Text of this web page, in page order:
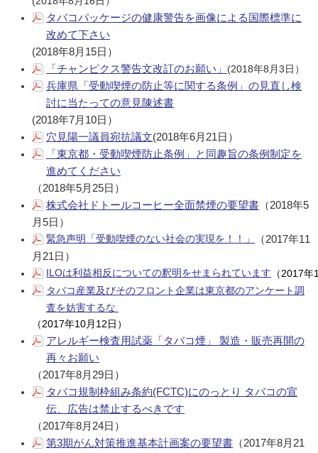
タバコパッケージの健康警告を画像による国際標準に
改めて下さい
(2018年8月15日）
「チャンピクス警告文改訂のお願い」 (2018年8月3日）
兵庫県「受動喫煙の防止等に関する条例」の見直し検
討に当たっての意見陳述書
(2018年7月10日）
穴見陽一議員宛抗議文(2018年6月21日）
「東京都・受動喫煙防止条例」と同趣旨の条例制定を
進めてください
（2018年5月25日）
株式会社ドトールコーヒー全面禁煙の要望書 （2018年5
月5日）
緊急声明「受動喫煙のない社会の実現を！！」
（2017年11
月21日）
ILOは利益相反についての釈明をせまられています （2017
タバコ産業及びそのフロント企業は東京都のアンケート調
査を妨害するな
（2017年10月12日）
アレルギー検査用試薬「タバコ煙」 製造・販売再開の
再々お願い
（2017年8月29日）
タバコ規制枠組み条約(FCTC)にのっとり タバコの宣
伝、広告は禁止するべきです
（2017年8月24日）
第3期がん対策推進基本計画案の要望書 （2017年8月21